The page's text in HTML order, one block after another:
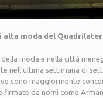
alta moda del
moda e nella città
nell’ultima settimana di
sono maggiormente
da nomi come